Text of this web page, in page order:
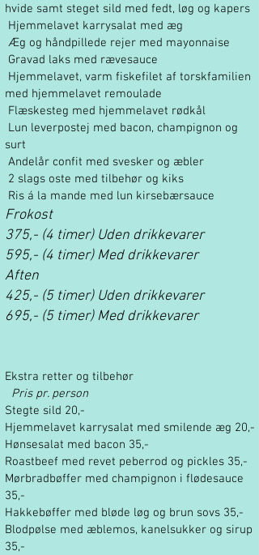
hvide samt steget sild med fedt, løg og kapers
Hjemmelavet karrysalat med æg
Æg og håndpillede rejer med mayonnaise
Gravad laks med rævesauce
Hjemmelavet, varm fiskefilet af torskfamilien
med hjemmelavet remoulade
Flæskesteg med hjemmelavet rødkål
Lun leverpostej med bacon, champignon og
surt
Andelår confit med svesker og æbler
2 slags oste med tilbehør og kiks
Ris á la mande med lun kirsebærsauce
Frokost
375,- (4 timer) Uden drikkevarer
595,- (4 timer)Med drikkevarer
Aften
425,- (5 timer) Uden drikkevarer
695,- (5 timer)Med drikkevarer
Ekstra retter og tilbehør
Pris pr. person
Stegte sild 20,-
Hjemmelavet karrysalat med smilende æg 20,-
Hønsesalat med bacon 35,-
Roastbeef med revet peberrod og pickles 35,-
Mørbradbøffer med champignon i flødesauce
35,-
Hakkebøffer med bløde løg og brun sovs 35,-
Blodpølse med æblemos, kanelsukker og sirup
35,-